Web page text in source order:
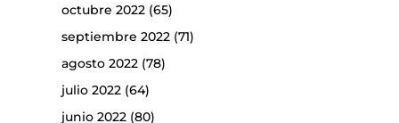
octubre 2022(65)
septiembre 2022(71)
agosto 2022(78)
julio 2022(64)
junio 2022(80)